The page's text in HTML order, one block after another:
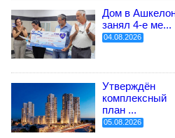
Дом в
занял 4-е ме...
04.08.2026
Утверждён
комплексный
план ...
05.08.2026